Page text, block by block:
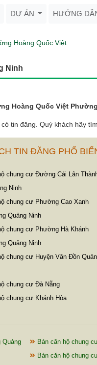
DỰ ÁN HƯỚNG
Hoàng Quốc Việt
Ninh
Hoàng Quốc Việt
tin đăng. Quý khách hãy
TIN ĐĂNG PHỔ
chung cư Đường Cái Lân
Ninh
chung cư Phường Cao Xanh
Quảng Ninh
chung cư Phường Hà Khánh
Quảng Ninh
chung cư Huyện Vân Đồn
chung cư Đà Nẵng
chung cư Khánh Hòa
Quảng
Bán căn hộ chung
Bán căn hộ chung